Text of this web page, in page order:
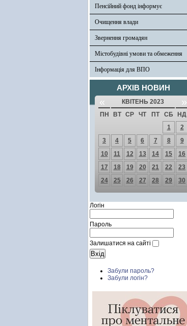
Пенсійний фонд інформує
Очищення влади
Звернення громадян
Містобудівні умови та обмеження
Інформація для ВПО
АРХІВ НОВИН
« КВІТЕНЬ 2023 »
ПН ВТ СР ЧТ ПТ СБ
НД
1
2
3
4 5 6 7 8
9
10
11 12 13 14 15
16
17
18 19 20 21 22
23
24
25 26 27 28 29 30
Логін
Пароль
Залишатися на сайті
Забули пароль?
Забули логін?